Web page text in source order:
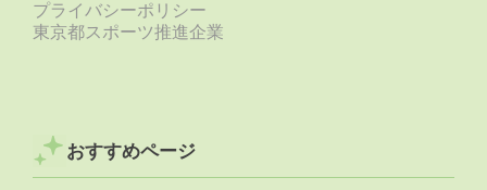
プライバシーポリシー
東京都スポーツ推進企業
おすすめページ